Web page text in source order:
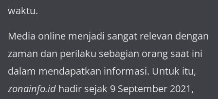
waktu.
Media online menjadi sangat relevan dengan
za­man dan perilaku sebagian orang saat ini
dalam mendapatkan informasi. Untuk itu,
zonainfo.id hadir sejak 9 September 2021,